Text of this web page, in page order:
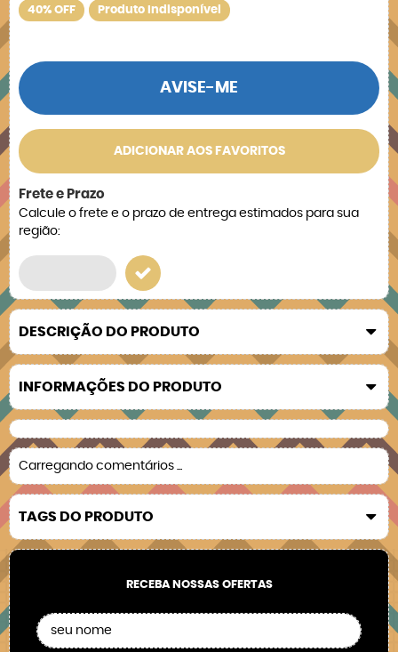
40% OFF Produto Indisponível
AVISE-ME
ADICIONAR AOS FAVORITOS
Frete e Prazo
Calcule o frete e o prazo de entrega estimados para sua
região:
DESCRIÇÃO DO PRODUTO
INFORMAÇÕES DO PRODUTO
Carregando comentários ...
TAGS DO PRODUTO
RECEBA NOSSAS OFERTAS